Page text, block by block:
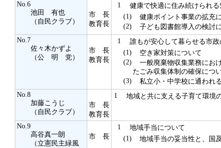
No.6
池田 有也
（自民クラブ）
市 長
教育長
1
健康で快適に住み続けられ
(1)
健康ポイント事業の拡充
(2)
子ども図書館導入の検討
No.7
佐々木かずよ
（公 明 党）
市 長
教育長
1
誰もが安心して暮らせる市政
(1)
空き家対策について
(2)
一般廃棄物収集業務にお
たごみ収集体制の確保につ
(3)
私立小・中学校に通われ
No.8
加藤こうじ
（自民クラブ）
市 長
教育長
1 地域と共に支える子育て環境
No.9
高谷真一朗
（立憲民主緑風
市 長
1
地域手当について
(1)
地域手当の妥当性と、国